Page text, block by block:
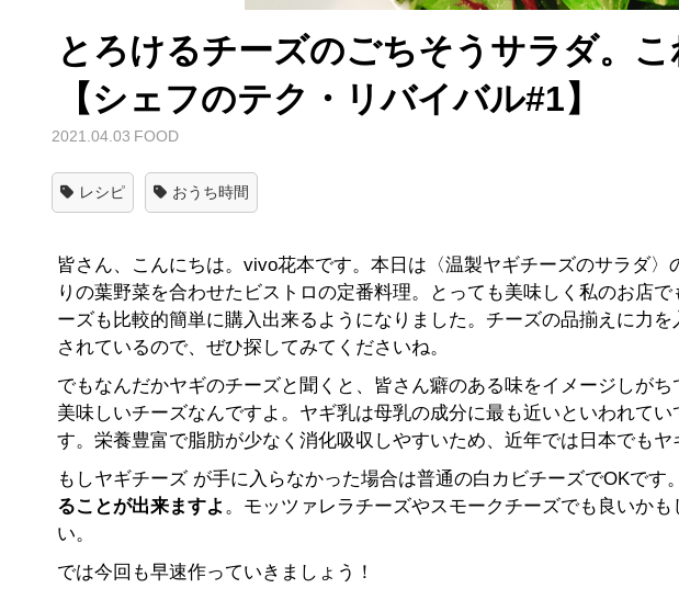
とろけるチーズのごちそうサラダ。こ
【シェフのテク・リバイバル#1】
2021.04.03 FOOD
レシピ おうち時間
皆さん、こんにちは。vivo花本です。本日は〈温製ヤギチーズのサラダ
りの葉野菜を合わせたビストロの定番料理。とっても美味しく私のお店
ーズも比較的簡単に購入出来るようになりました。チーズの品揃えに力
されているので、ぜひ探してみてくださいね。
でもなんだかヤギのチーズと聞くと、皆さん癖のある味をイメージしが
美味しいチーズなんですよ。ヤギ乳は母乳の成分に最も近いといわれて
す。栄養豊富で脂肪が少なく消化吸収しやすいため、近年では日本でもヤ
もしヤギチーズ が手に入らなかった場合は普通の白カビチーズでOKです。
ることが出来ますよ。モッツァレラチーズやスモークチーズでも良いか
い。
では今回も早速作っていきましょう！